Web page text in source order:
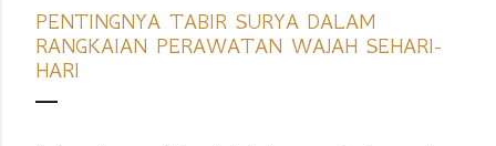
PENTINGNYA TABIR SURYA DALAM
RANGKAIAN PERAWATAN WAJAH SEHARI-
HARI